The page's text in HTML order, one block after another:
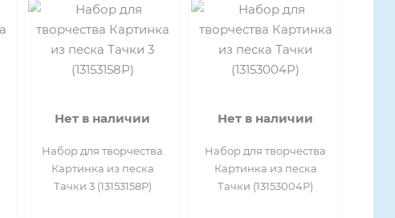
Нет в наличии
Набор для творчества
Картинка из песка
Тачки 3 (13153158Р)
Нет в наличии
Набор для творчества
Картинка из песка
Тачки (13153004Р)